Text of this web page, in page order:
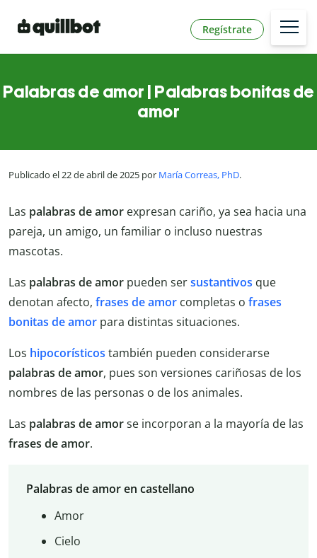
Regístrate
Palabras de amor | Palabras bonitas de
amor
Publicado el 22 de abril de 2025 por María Correas, PhD.
Las palabras de amor expresan cariño, ya sea hacia una
pareja, un amigo, un familiar o incluso nuestras
mascotas.
Las palabras de amor pueden sersustantivos que
denotan afecto, frases de amor completas o frases
bonitas de amor para distintas situaciones.
Los hipocorísticos también pueden considerarse
palabras de amor, pues son versiones cariñosas de los
nombres de las personas o de los animales.
Las palabras de amorse incorporan a la mayoría de las
frases de amor.
Palabras de amor en castellano
Amor
Cielo